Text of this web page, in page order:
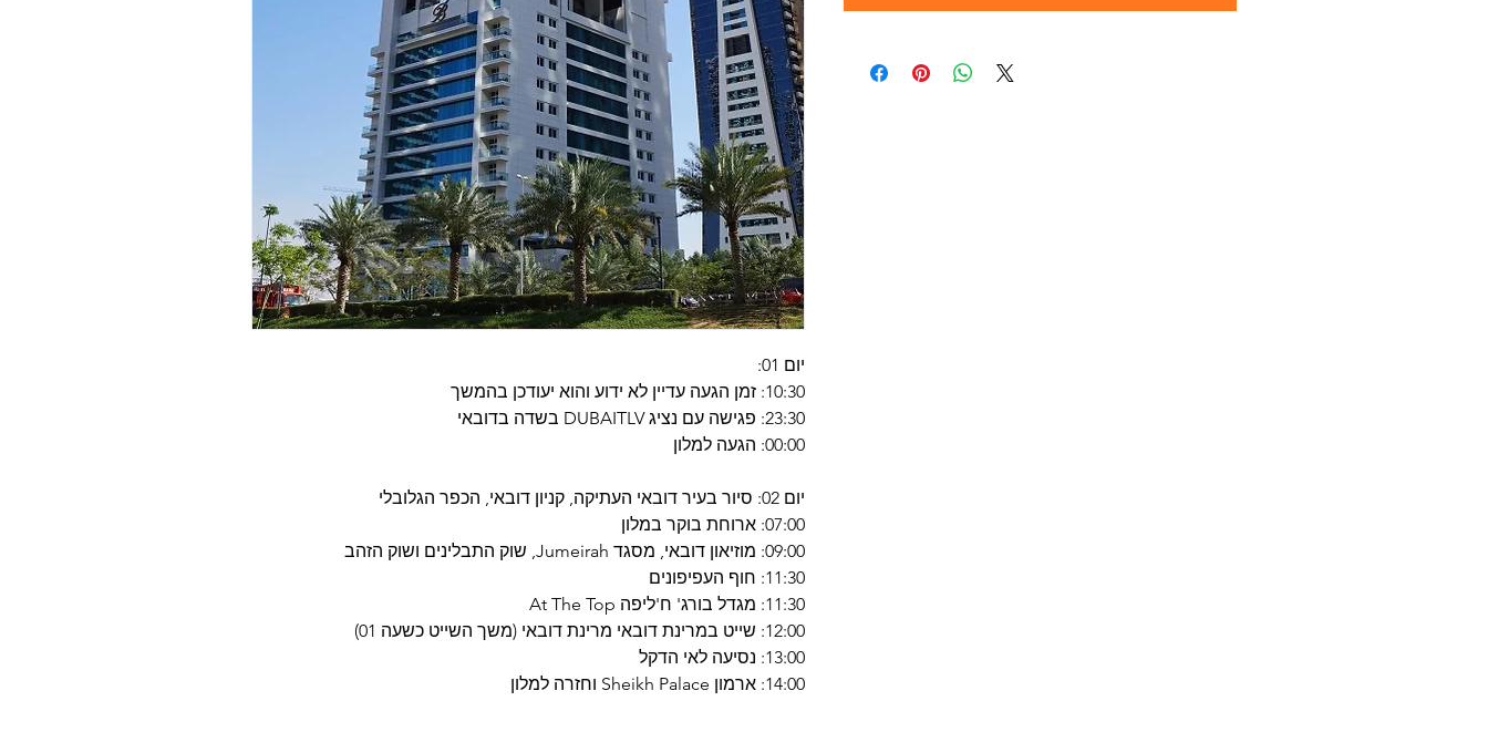
יום 01:
10:30: זמן הגעה עדיין לא ידוע והוא יעודכן בהמשך
23:30: פגישה עם נציג DUBAITLV בשדה בדובאי
00:00: הגעה למלון
יום 02: סיור בעיר דובאי העתיקה, קניון דובאי, הכפר הגלובלי
07:00: ארוחת בוקר במלון
09:00: מוזיאון דובאי, מסגד Jumeirah, שוק התבלינים ושוק הזהב
11:30: חוף העפיפונים
11:30: מגדל בורג' ח'ליפה At The Top
12:00: שייט במרינת דובאי מרינת דובאי (משך השייט כשעה 01)
13:00: נסיעה לאי הדקל
14:00: ארמון Sheikh Palace וחזרה למלון